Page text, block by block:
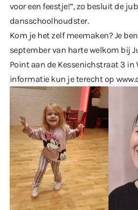
voor een feestje!”, zo besluit de
dansschoolhoudster.
Kom je het zelf meemaken? Je
september van harte welkom bij
Point aan de Kessenichstraat 3 in
informatie kun je terecht op